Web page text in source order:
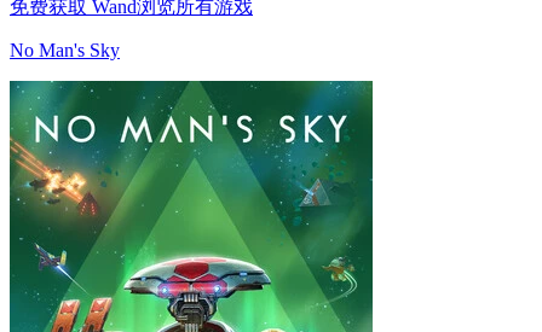
免费获取 Wand浏览所有游戏
No Man's Sky